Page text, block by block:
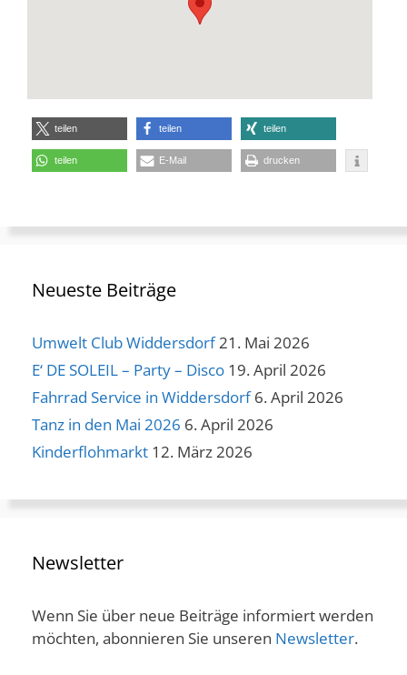
teilen teilen teilen
teilen E-Mail drucken
Neueste Beiträge
Umwelt Club Widdersdorf21. Mai 2026
E‘ DE SOLEIL – Party – Disco 19. April 2026
Fahrrad Service in Widdersdorf 6. April 2026
Tanz in den Mai 2026 6. April 2026
Kinderflohmarkt 12. März 2026
Newsletter
Wenn Sie über neue Beiträge informiert werden
möchten, abonnieren Sie unseren Newsletter.